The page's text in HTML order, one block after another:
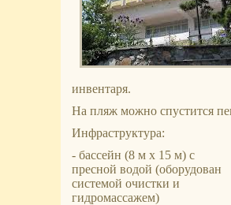
инвентаря.
На пляж можно спустится
Инфраструктура:
- бассейн (8 м х 15 м) с
пресной водой (оборудован
системой очистки и
гидромассажем)